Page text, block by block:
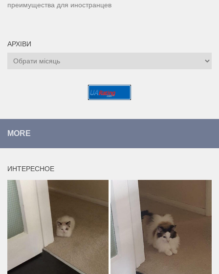
преимущества для иностранцев
АРХІВИ
Архіви
MORE
ИНТЕРЕСНОЕ